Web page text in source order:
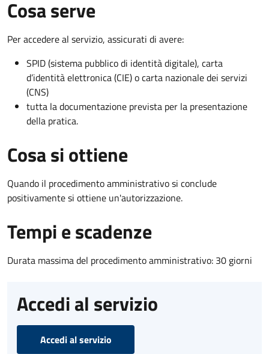
Cosa serve
Per accedere al servizio, assicurati di avere:
SPID (sistema pubblico di identità digitale), carta
d’identità elettronica (CIE) o carta nazionale dei servizi
(CNS)
tutta la documentazione prevista per la presentazione
della pratica.
Cosa si ottiene
Quando il procedimento amministrativo si conclude
positivamente si ottiene un'autorizzazione.
Tempi e scadenze
Durata massima del procedimento amministrativo: 30 giorni
Accedi al servizio
Accedi al servizio